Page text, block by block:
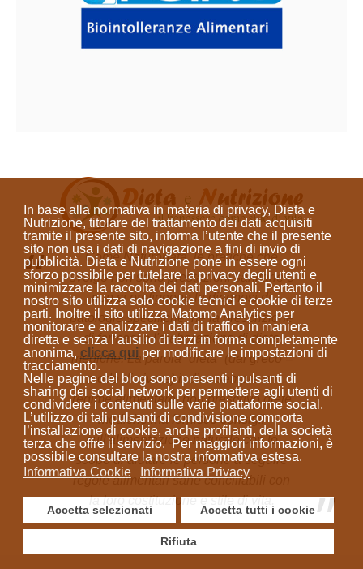
In base alla normativa in materia di privacy, Dieta e
Nutrizione, titolare del trattamento dei dati acquisiti
tramite il presente sito, informa l’utente che il presente
sito non usa i dati di navigazione a fini di invio di
pubblicità. Dieta e Nutrizione pone in essere ogni
sforzo possibile per tutelare la privacy degli utenti e
minimizzare la raccolta dei dati personali. Pertanto il
nostro sito utilizza solo cookie tecnici e cookie di terze
parti. Inoltre il sito utilizza Matomo Analytics per
monitorare e analizzare i dati di traffico in maniera
diretta e senza l’ausilio di terzi in forma completamente
anonima, clicca quiper modificare le impostazioni di
tracciamento.
Nelle pagine del blog sono presenti i pulsanti di
sharing dei social network per permettere agli utenti di
condividere i contenuti sulle varie piattaforme social.
L’utilizzo di tali pulsanti di condivisione comporta
l’installazione di cookie, anche profilanti, della società
terza che offre il servizio. Per maggiori informazioni, è
possibile consultare la nostra informativa estesa.
Informativa Cookie
Informativa Privacy
Accetta selezionati Accetta tutti i cookie
Rifiuta
Come Naturopata, le pratiche che
svolgo non sono prestazioni sanitarie e
non si prefiggono la diagnosi di
patologie specifiche, né la prescrizione
di farmaci o l'elaborazione di diete
mediche. La parola “dieta” (dal greco =
modo di vivere)indica sempre un
regime alimentare; non prescrivo diete
mediche ma fornisco consigli
sull'alimentazione naturale con lo
scopo di aiutare le persone a seguire
regole alimentari sane conciliabili con
la loro costituzione e stile di vita.